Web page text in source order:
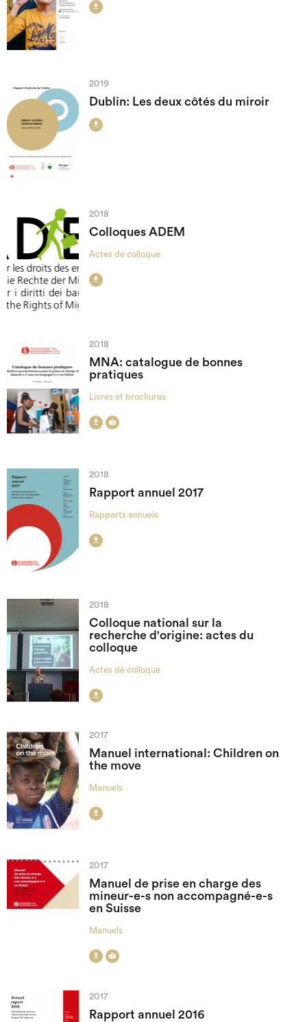

2019
Dublin: Les deux côtés du miroir

2018
Colloques ADEM
Actes de colloque

2018
MNA: catalogue de bonnes
pratiques
Livres et brochures
 
2018
Rapport annuel 2017
Rapports annuels

2018
Colloque national sur la
recherche d'origine: actes du
colloque
Actes de colloque

2017
Manuel international: Children on
the move
Manuels

2017
Manuel de prise en charge des
mineur-e-s non accompagné-e-s
en Suisse
Manuels
 
2017
Rapport annuel 2016